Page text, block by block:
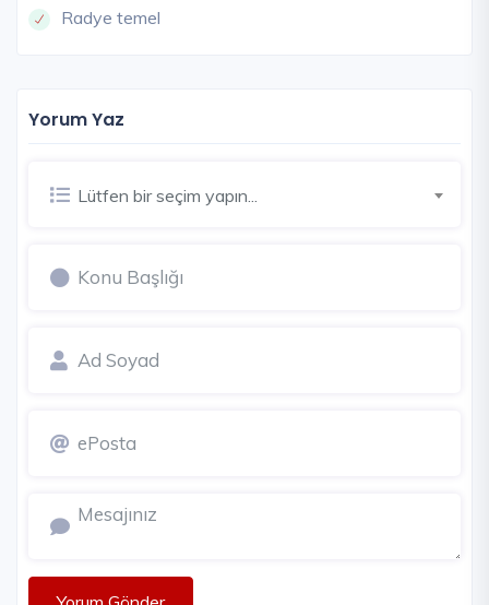
Radye temel
Yorum Yaz
Lütfen bir seçim yapın...